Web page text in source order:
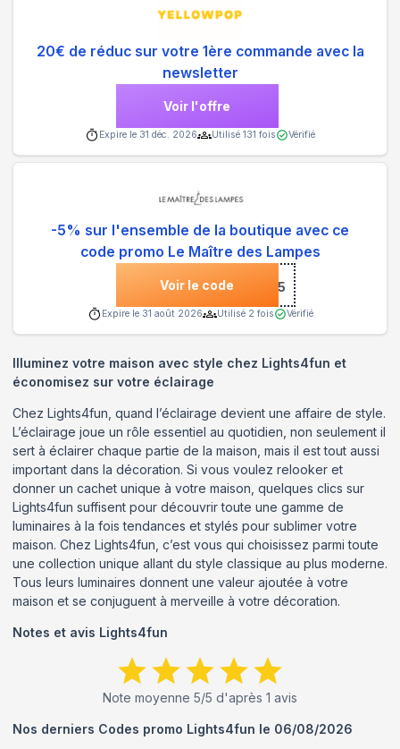
20€ de réduc sur votre 1ère commande avec la
newsletter
Voir l'offre
Expire le 31 déc. 2026 Utilisé 131 fois Vérifié
-5% sur l'ensemble de la boutique avec ce
code promo Le Maître des Lampes
Voir le code***Summer5
Expire le 31 août 2026 Utilisé 2 fois Vérifié
Illuminez votre maison avec style chez Lights4fun et
économisez sur votre éclairage
Chez Lights4fun, quand l’éclairage devient une affaire de style.
L’éclairage joue un rôle essentiel au quotidien, non seulement il
sert à éclairer chaque partie de la maison, mais il est tout aussi
important dans la décoration. Si vous voulez relooker et
donner un cachet unique à votre maison, quelques clics sur
Lights4fun suffisent pour découvrir toute une gamme de
luminaires à la fois tendances et stylés pour sublimer votre
maison. Chez Lights4fun, c’est vous qui choisissez parmi toute
une collection unique allant du style classique au plus moderne.
Tous leurs luminaires donnent une valeur ajoutée à votre
maison et se conjuguent à merveille à votre décoration.
Notes et avis Lights4fun
Note moyenne 5/5 d'après 1 avis
Nos derniers Codes promo Lights4fun le 06/08/2026